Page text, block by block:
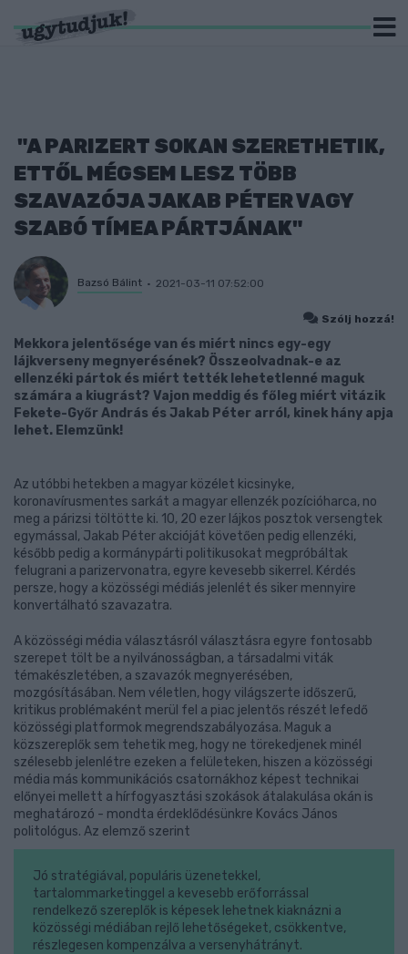
"A PARIZERT SOKAN SZERETHETIK,
ETTŐL MÉGSEM LESZ TÖBB
SZAVAZÓJA JAKAB PÉTER VAGY
SZABÓ TÍMEA PÁRTJÁNAK"
Bazsó Bálint 2021-03-11 07:52:00
Szólj hozzá!
Mekkora jelentősége van és miért nincs egy-egy
lájkverseny megnyerésének? Összeolvadnak-e az
ellenzéki pártok és miért tették lehetetlenné maguk
számára a kiugrást? Vajon meddig és főleg miért vitázik
Fekete-Győr András és Jakab Péter arról, kinek hány apja
lehet. Elemzünk!
Az utóbbi hetekben a magyar közélet kicsinyke,
koronavírusmentes sarkát a magyar ellenzék pozícióharca, no
meg a párizsi töltötte ki. 10, 20 ezer lájkos posztok versengtek
egymással, Jakab Péter akcióját követően pedig ellenzéki,
később pedig a kormánypárti politikusokat megpróbáltak
felugrani a parizervonatra, egyre kevesebb sikerrel. Kérdés
persze, hogy a közösségi médiás jelenlét és siker mennyire
konvertálható szavazatra.
A közösségi média választásról választásra egyre fontosabb
szerepet tölt be a nyilvánosságban, a társadalmi viták
témakészletében, a szavazók megnyerésében,
mozgósításában. Nem véletlen, hogy világszerte időszerű,
kritikus problémaként merül fel a piac jelentős részét lefedő
közösségi platformok megrendszabályozása. Maguk a
közszereplők sem tehetik meg, hogy ne törekedjenek minél
szélesebb jelenlétre ezeken a felületeken, hiszen a közösségi
média más kommunikációs csatornákhoz képest technikai
előnyei mellett a hírfogyasztási szokások átalakulása okán is
meghatározó - mondta érdeklődésünkre Kovács János
politológus. Az elemző szerint
Jó stratégiával, populáris üzenetekkel,
tartalommarketinggel a kevesebb erőforrással
rendelkező szereplők is képesek lehetnek kiaknázni a
közösségi médiában rejlő lehetőségeket, csökkentve,
részlegesen kompenzálva a versenyhátrányt.